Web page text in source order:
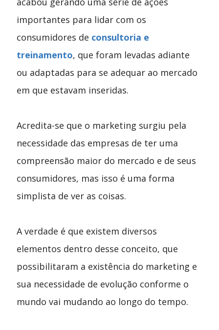
importantes para lidar com os
consumidores de consultoria e
treinamento, que foram levadas adiante
ou adaptadas para se adequar ao mercado
em que estavam inseridas.
Acredita-se que o marketing surgiu pela
necessidade das empresas de ter uma
compreensão maior do mercado e de seus
consumidores, mas isso é uma forma
simplista de ver as coisas.
A verdade é que existem diversos
elementos dentro desse conceito, que
possibilitaram a existência do marketing e
sua necessidade de evolução conforme o
mundo vai mudando ao longo do tempo.